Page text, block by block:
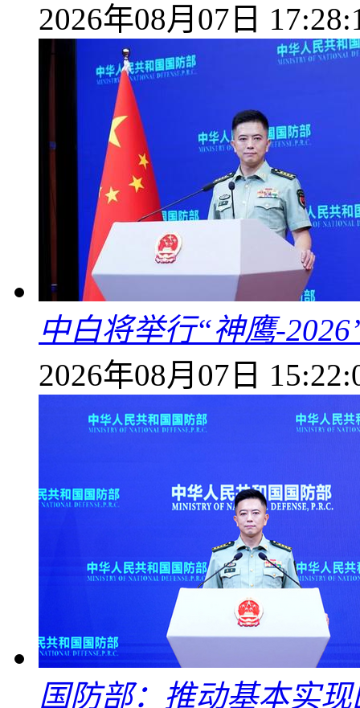
2026年08月07日
中白将举行“神鹰-
2026年08月07日
国防部：推动基本实